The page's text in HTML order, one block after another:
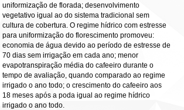
uniformização de florada; desenvolvimento
vegetativo igual ao do sistema tradicional sem
cultura de cobertura. O regime hídrico com estresse
para uniformização do florescimento promoveu:
economia de água devido ao período de estresse de
70 dias sem irrigação em cada ano; menor
evapotranspiração média do cafeeiro durante o
tempo de avaliação, quando comparado ao regime
irrigado o ano todo; o crescimento do cafeeiro aos
18 meses após a poda igual ao regime hídrico
irrigado o ano todo.